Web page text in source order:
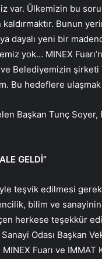
var. Ülkemizin bu
kaldırmaktır. Bunun
dayalı yeni bir
yok… MINEX
ve Belediyemizin
Bu hedeflere
Başkan Tunç
GELDİ”
teşvik edilmesi
bilim ve
herkese teşekkür
Odası Başkan
MINEX Fuarı ve